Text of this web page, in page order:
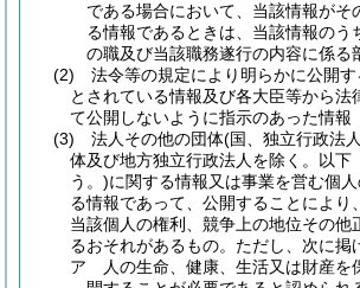
である場合において、当該情報がそ
る情報であるときは、当該情報のう
の職及び当該職務遂行の内容に係る
(2)
法令等の規定により明らかに公開
とされている情報及び各大臣等から法
て公開しないように指示のあった情報
(3)
法人その他の団体(国、独立行政法
体及び地方独立行政法人を除く。以下
う。)に関する情報又は事業を営む個
る情報であって、公開することにより
当該個人の権利、競争上の地位その他
るおそれがあるもの。 ただし、次に掲
ア
人の生命、健康、生活又は財産を